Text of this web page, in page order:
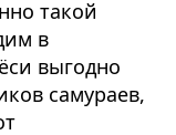
такой
в
выгодно
самураев,